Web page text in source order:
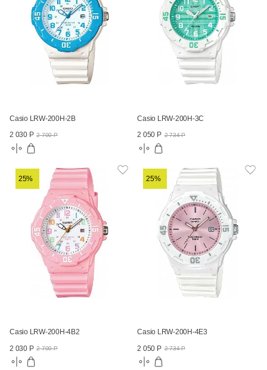
Casio LRW-200H-2B
2 030 Р 2 700 Р
Casio LRW-200H-3C
2 050 Р 2 734 Р
25%
Casio LRW-200H-4B2
2 030 Р 2 700 Р
25%
Casio LRW-200H-4E3
2 050 Р 2 734 Р